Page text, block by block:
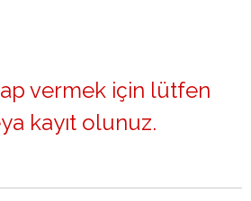
vermek için lütfen
kayıt olunuz.